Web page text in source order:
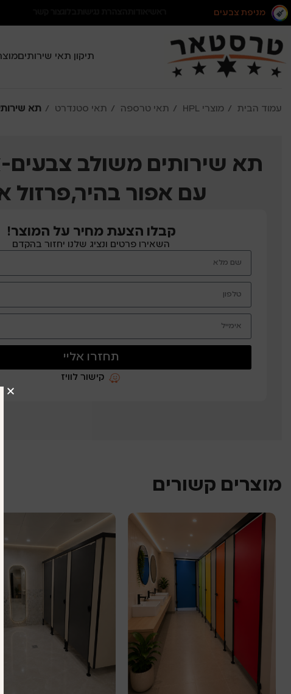
מניפת צבעים
תיקון תאי שירותים
עמוד הבית מוצרי HPL תאי טרספה תאי סטנדרט תא
תא שירותים משולב
עם אפור בהיר,פרזול
קבלו הצעת מחיר על המוצר!
השאירו פרטים ונציג שלנו יחזור בהקדם
תחזרו אליי
קישור לוויז
מוצרים קשורים